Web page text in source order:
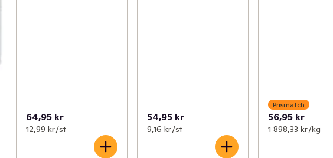
64,95 kr
12,99 kr /st
54,95 kr
9,16 kr /st
Prismatch
56,95 kr
1 898,33 kr /kg